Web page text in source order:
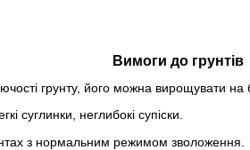
Вимоги до грунтів
грунту, його можна вирощувати на
суглинки, неглибокі супіски.
з нормальним режимом зволоження.